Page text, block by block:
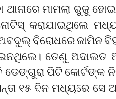
ମାମଲା ରୁଜୁ
କରାଯାଇଥିଲେ
ବିରୋଧରେ ଜାମିନ
ତେଣୁ
ପିଟି କୋର୍ଟଙ୍କ
୧୫ ଦିନ ମଧ୍ୟରେ ସେ